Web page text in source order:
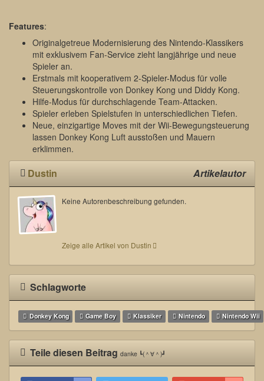
Features:
Originalgetreue Modernisierung des Nintendo-Klassikers
mit exklusivem Fan-Service zieht langjährige und neue
Spieler an.
Erstmals mit kooperativem 2-Spieler-Modus für volle
Steuerungskontrolle von Donkey Kong und Diddy Kong.
Hilfe-Modus für durchschlagende Team-Attacken.
Spieler erleben Spielstufen in unterschiedlichen Tiefen.
Neue, einzigartige Moves mit der Wii-Bewegungsteuerung
lassen Donkey Kong Luft ausstoßen und Mauern
erklimmen.
Dustin Artikelautor
Keine Autorenbeschreibung gefunden.
Zeige alle Artikel von Dustin
Schlagworte
Donkey Kong Game Boy Klassiker Nintendo Nintendo Wii
Teile diesen Beitragdanke ┗(＾∀＾)┛